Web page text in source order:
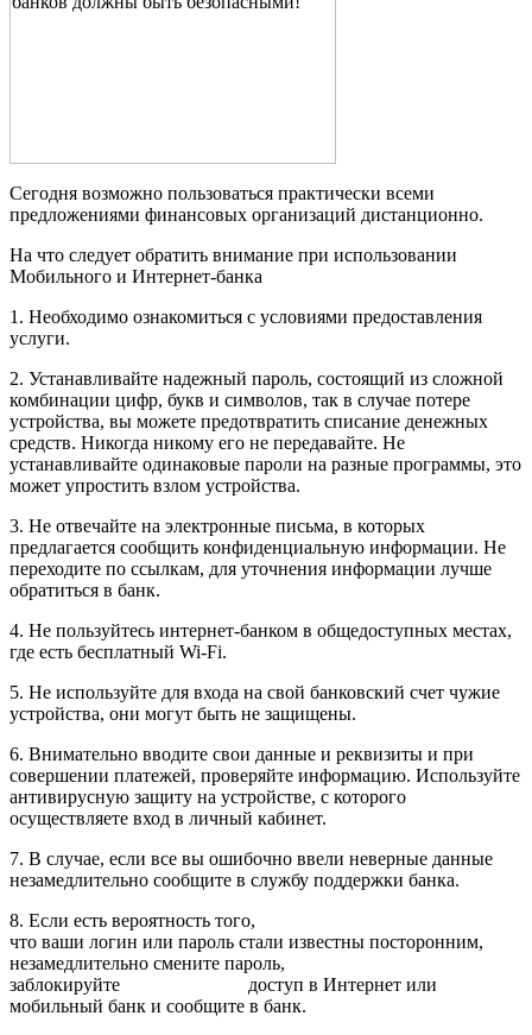
Сегодня возможно пользоваться практически всеми
предложениями финансовых организаций дистанционно.
На что следует обратить внимание при использовании
Мобильного и Интернет-банка
1. Необходимо ознакомиться с условиями предоставления
услуги.
2. Устанавливайте надежный пароль, состоящий из сложной
комбинации цифр, букв и символов, так в случае потере
устройства, вы можете предотвратить списание денежных
средств. Никогда никому его не передавайте. Не
устанавливайте одинаковые пароли на разные программы, это
может упростить взлом устройства.
3. Не отвечайте на электронные письма, в которых
предлагается сообщить конфиденциальную информации. Не
переходите по ссылкам, для уточнения информации лучше
обратиться в банк.
4. Не пользуйтесь интернет-банком в общедоступных местах,
где есть бесплатный Wi-Fi.
5. Не используйте для входа на свой банковский счет чужие
устройства, они могут быть не защищены.
6. Внимательно вводите свои данные и реквизиты и при
совершении платежей, проверяйте информацию. Используйте
антивирусную защиту на устройстве, с которого
осуществляете вход в личный кабинет.
7. В случае, если все вы ошибочно ввели неверные данные
незамедлительно сообщите в службу поддержки банка.
8. Если есть вероятность того,
что ваши логин или пароль стали известны посторонним,
незамедлительно смените пароль,
заблокируйте доступ в Интернет или
мобильный банк и сообщите в банк.